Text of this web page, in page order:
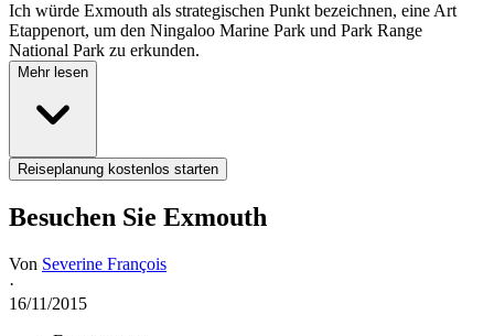
Ich würde Exmouth als strategischen Punkt bezeichnen, eine Art
Etappenort, um den Ningaloo Marine Park und Park Range
National Park zu erkunden.
Mehr lesen
Reiseplanung kostenlos starten
Besuchen Sie Exmouth
Von Severine François
·
16/11/2015